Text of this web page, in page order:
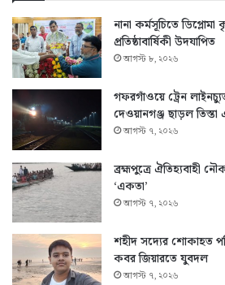
নানা কর্মসূচিতে
প্রতিষ্ঠাবার্ষিকী উদযাপিত
আগস্ট ৮, ২০২৬
গফরগাঁওয়ে ট্রেন
দেওয়ানগঞ্জ ছাড়ল তিস্তা
আগস্ট ৭, ২০২৬
ব্রহ্মপুত্রে ঐতিহ্যবাহী
‘একতা’
আগস্ট ৭, ২০২৬
শহীদ সদ্যের শোকাহত
কবর জিয়ারতে যুবদল
আগস্ট ৭, ২০২৬